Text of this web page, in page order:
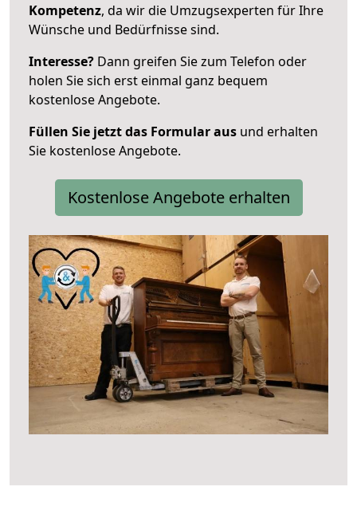
Kompetenz, da wir die Umzugsexperten für Ihre
Wünsche und Bedürfnisse sind.
Interesse? Dann greifen Sie zum Telefon oder
holen Sie sich erst einmal ganz bequem
kostenlose Angebote.
Füllen Sie jetzt das Formular aus und erhalten
Sie kostenlose Angebote.
Kostenlose Angebote erhalten